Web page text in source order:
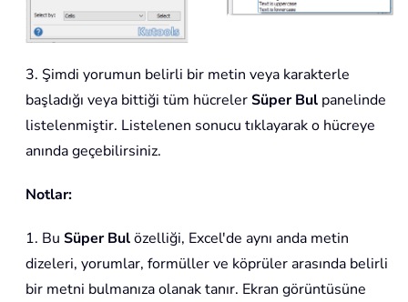
3. Şimdi yorumun belirli bir metin veya karakterle
başladığı veya bittiği tüm hücrelerSüper Bul panelinde
listelenmiştir. Listelenen sonucu tıklayarak o hücreye
anında geçebilirsiniz.
Notlar:
1. Bu Süper Bulözelliği, Excel'de aynı anda metin
dizeleri, yorumlar, formüller ve köprüler arasında belirli
bir metni bulmanıza olanak tanır. Ekran görüntüsüne